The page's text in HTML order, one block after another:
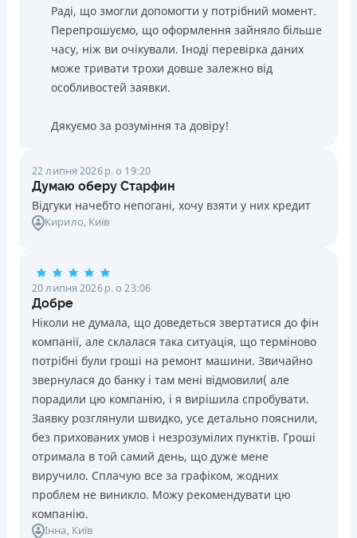
Раді, що змогли допомогти у потрібний момент.
Перепрошуємо, що оформлення зайняло більше
часу, ніж ви очікували. Іноді перевірка даних
може тривати трохи довше залежно від
особливостей заявки.
Дякуємо за розуміння та довіру!
22 липня 2026 р. о 19:20
Думаю оберу Старфин
Відгуки начебто непогані, хочу взяти у них кредит
Кирило, Київ
20 липня 2026 р. о 23:06
Добре
Ніколи не думала, що доведеться звертатися до фін
компанії, але склалася така ситуація, що терміново
потрібні були гроші на ремонт машини. Звичайно
звернулася до банку і там мені відмовили( але
порадили цю компанію, і я вирішила спробувати.
Заявку розглянули швидко, усе детально пояснили,
без прихованих умов і незрозумілих пунктів. Гроші
отримала в той самий день, що дуже мене
виручило. Сплачую все за графіком, жодних
проблем не виникло. Можу рекомендувати цю
компанію.
Інна, Київ